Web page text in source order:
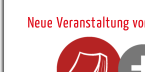
Neue Veranstaltung